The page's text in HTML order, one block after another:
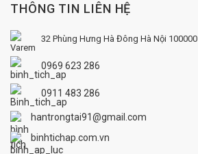
THÔNG TIN LIÊN HỆ
32 Phùng Hưng Hà Đông Hà Nội 100000
0969 623 286
0911 483 286
hantrongtai91@gmail.com
binhtichap.com.vn